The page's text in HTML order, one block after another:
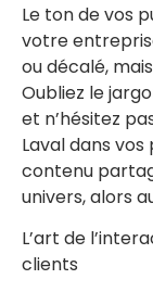
Le ton de vos
votre
ou décalé,
Oubliez le
et n’hésitez
Laval dans vos
contenu
univers, alors
L’art de
clients